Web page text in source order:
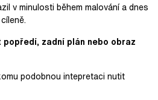
v minulosti během malování a dnes
popředí, zadní plán nebo obraz
podobnou intepretaci nutit